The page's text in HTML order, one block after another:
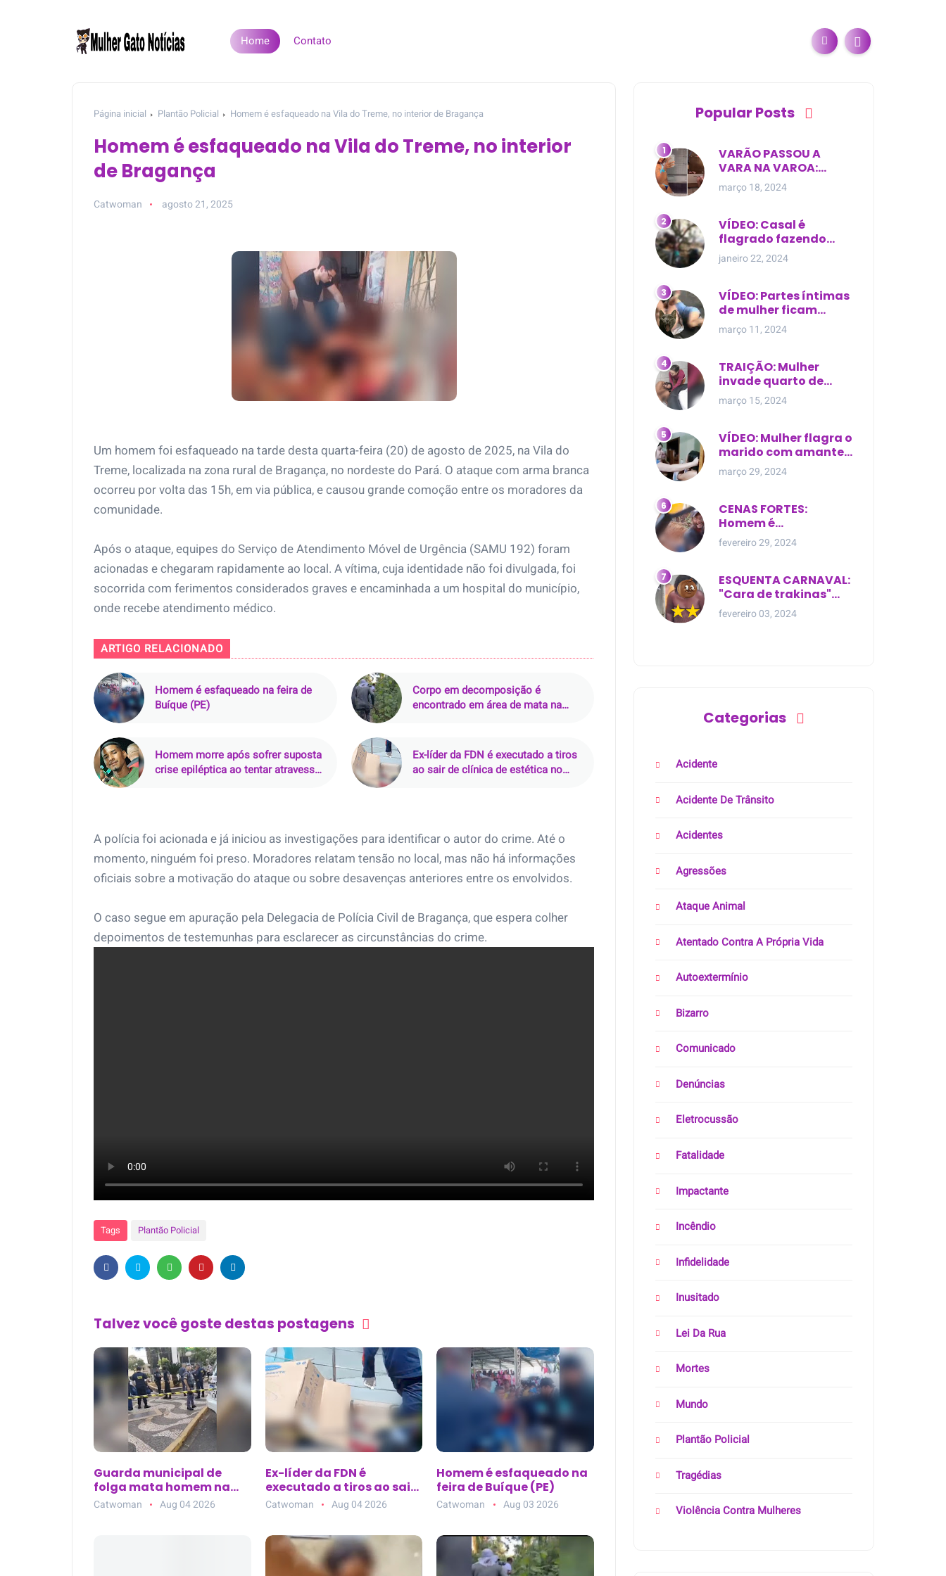
Home Contato
Página inicial Plantão Policial Homem é esfaqueado na Vila do Treme, no interior de Bragança
Homem é esfaqueado na Vila do Treme, no interior
de Bragança
Catwoman agosto 21, 2025
Um homem foi esfaqueado na tarde desta quarta-feira (20) de agosto de 2025, na Vila do
Treme, localizada na zona rural de Bragança, no nordeste do Pará. O ataque com arma branca
ocorreu por volta das 15h, em via pública, e causou grande comoção entre os moradores da
comunidade.
Após o ataque, equipes do Serviço de Atendimento Móvel de Urgência (SAMU 192) foram
acionadas e chegaram rapidamente ao local. A vítima, cuja identidade não foi divulgada, foi
socorrida com ferimentos considerados graves e encaminhada a um hospital do município,
onde recebe atendimento médico.
ARTIGO RELACIONADO
Homem é esfaqueado na feira de
Buíque (PE)
Corpo em decomposição é
encontrado em área de mata na
Homem morre após sofrer suposta
crise epiléptica ao tentar atravessar
Ex-líder da FDN é executado a tiros
ao sair de clínica de estética no
A polícia foi acionada e já iniciou as investigações para identificar o autor do crime. Até o
momento, ninguém foi preso. Moradores relatam tensão no local, mas não há informações
oficiais sobre a motivação do ataque ou sobre desavenças anteriores entre os envolvidos.
O caso segue em apuração pela Delegacia de Polícia Civil de Bragança, que espera colher
depoimentos de testemunhas para esclarecer as circunstâncias do crime.
Tags Plantão Policial
Talvez você goste destas postagens
Guarda municipal de
folga mata homem na
Praça Rui Barbosa em
Araçatuba (SP)
Catwoman Aug 04 2026
Ex-líder da FDN é
executado a tiros ao sair
de clínica de estética no
Parque 10, em Manaus
Catwoman Aug 04 2026
Homem é esfaqueado na
feira de Buíque (PE)
Catwoman Aug 03 2026
Popular Posts
VARÃO PASSOU A
VARA NA VAROA:
Esposa de pregador
evangélico descobre
extra-conjugal
março 18, 2024
VÍDEO: Casal é
flagrado fazendo
sexo dentro de
cemitério, em cima de
janeiro 22, 2024
VÍDEO: Partes íntimas
de mulher ficam
expostas durante
briga em Manaus
março 11, 2024
TRAIÇÃO: Mulher
invade quarto de
motel e encontra o
marido com outra na
março 15, 2024
VÍDEO: Mulher flagra o
marido com amante
dentro da própria
residência
março 29, 2024
CENAS FORTES:
Homem é
brutalmente atacado
e morto a golpes de
fevereiro 29, 2024
ESQUENTA CARNAVAL:
"Cara de trakinas"
dança seminua no
meio da rua na Bahia
fevereiro 03, 2024
Categorias
Acidente
Acidente De Trânsito
Acidentes
Agressões
Ataque Animal
Atentado Contra A Própria Vida
Autoextermínio
Bizarro
Comunicado
Denúncias
Eletrocussão
Fatalidade
Impactante
Incêndio
Infidelidade
Inusitado
Lei Da Rua
Mortes
Mundo
Plantão Policial
Tragédias
Violência Contra Mulheres